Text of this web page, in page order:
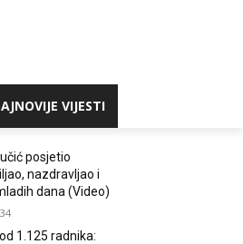
VIJESTI
posjetio
nazdravljao i
dana (Video)
1.125 radnika: